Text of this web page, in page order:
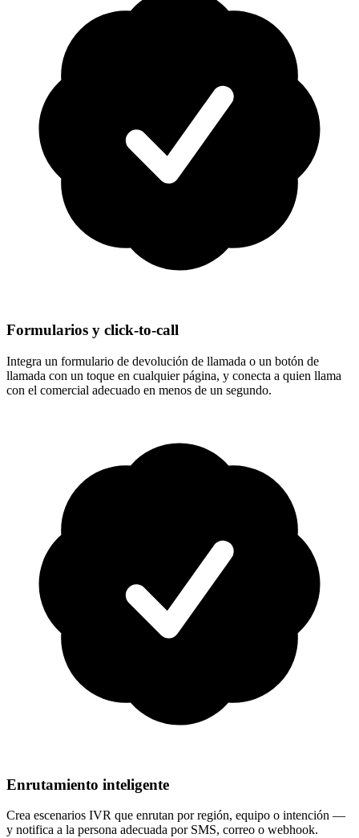
Formularios y click-to-call
Integra un formulario de devolución de llamada o un botón de
llamada con un toque en cualquier página, y conecta a quien llama
con el comercial adecuado en menos de un segundo.
Enrutamiento inteligente
Crea escenarios IVR que enrutan por región, equipo o intención —
y notifica a la persona adecuada por SMS, correo o webhook.